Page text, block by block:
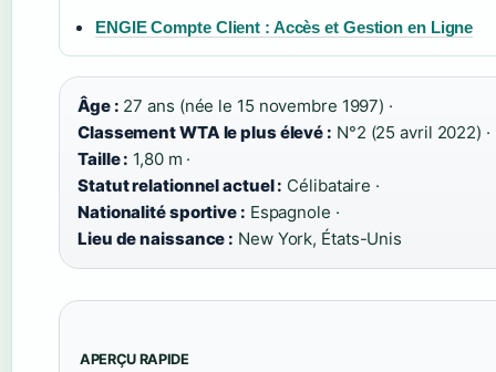
ENGIE Compte Client : Accès et Gestion en Ligne
Âge : 27 ans (née le 15 novembre 1997) ·
Classement WTA le plus élevé : N°2 (25 avril 2022) ·
Taille : 1,80 m ·
Statut relationnel actuel : Célibataire ·
Nationalité sportive : Espagnole ·
Lieu de naissance : New York, États-Unis
APERÇU RAPIDE